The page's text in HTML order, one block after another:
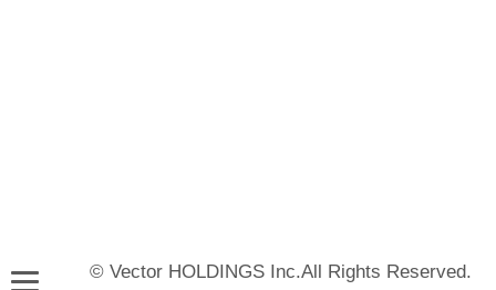
© Vector HOLDINGS Inc.All Rights Reserved.